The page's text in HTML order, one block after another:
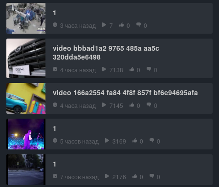
1
3 часа назад 7 0 0
video bbbad1a2 9765 485a aa5c
320dda5e6498
4 часа назад 7138 0 0
video 166a2554 fa84 4f8f 857f bf6e94695afa
4 часа назад 7145 0 0
1
5 часов назад 3169 0 0
1
7 часов назад 2176 0 0